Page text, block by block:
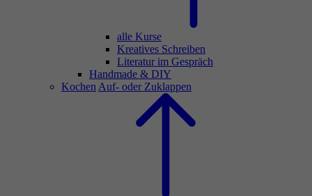
alle Kurse
Kreatives Schreiben
Literatur im Gespräch
Handmade & DIY
Kochen Auf- oder Zuklappen